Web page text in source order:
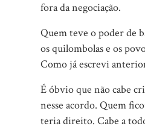
fora da negociação.
Quem teve o poder de
os quilombolas e os
Como já escrevi
É óbvio que não cabe
nesse acordo. Quem
teria direito. Cabe a